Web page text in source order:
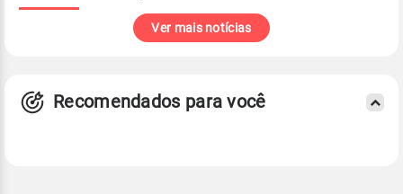
Ver mais notícias
Recomendados para você